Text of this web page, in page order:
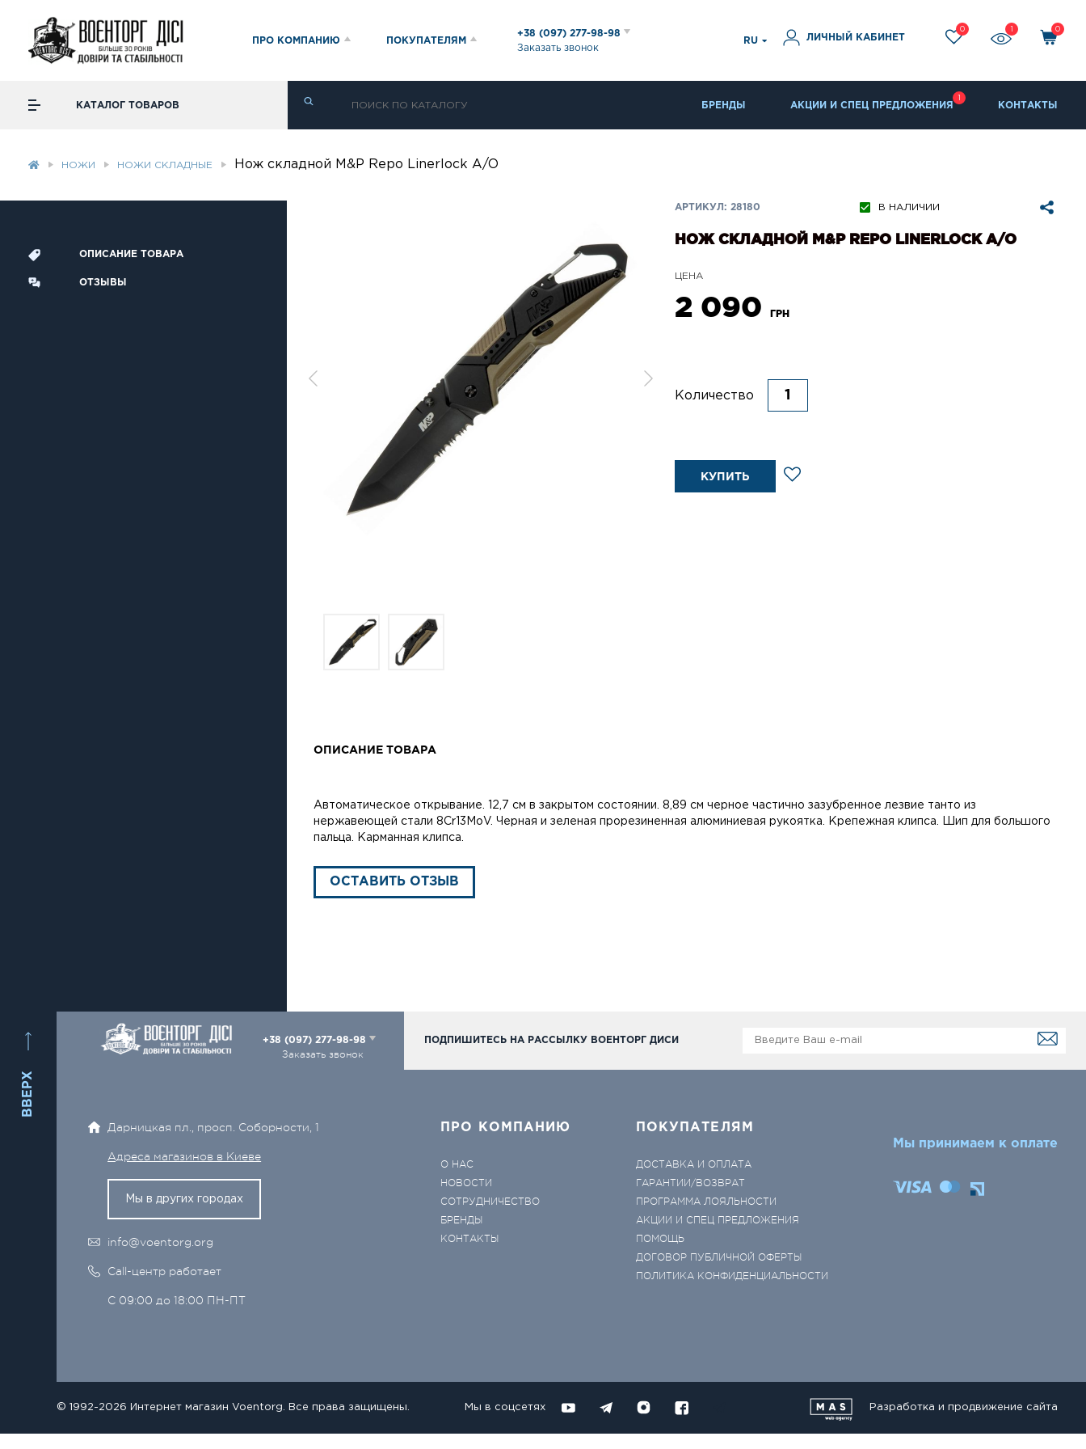
ПРО КОМПАНИЮ ПОКУПАТЕЛЯМ
+38 (097) 277-98-98
Заказать звонок
RU ЛИЧНЫЙ КАБИНЕТ
0 0
КАТАЛОГ ТОВАРОВ БРЕНДЫ АКЦИИ И СПЕЦ ПРЕДЛОЖЕНИЯ КОНТАКТЫ
НОЖИ НОЖИ СКЛАДНЫЕ Нож складной M&P Repo Linerlock A/O
ОПИСАНИЕ ТОВАРА
ОТЗЫВЫ
АРТИКУЛ: 28180 В НАЛИЧИИ
НОЖ СКЛАДНОЙ M&P REPO LINERLOCK A/O
ЦЕНА
2 090 ГРН
Количество
КУПИТЬ
ОПИСАНИЕ ТОВАРА
Автоматическое открывание. 12,7 см в закрытом состоянии. 8,89 см черное частично зазубренное лезвие танто из
нержавеющей стали 8Cr13MoV. Черная и зеленая прорезиненная алюминиевая рукоятка. Крепежная клипса. Шип для большого
пальца. Карманная клипса.
ОСТАВИТЬ ОТЗЫВ
ВВЕРХ
+38 (097) 277-98-98
Заказать звонок
ПОДПИШИТЕСЬ НА РАССЫЛКУ ВОЕНТОРГ ДИСИ
Дарницкая пл., просп. Соборности, 1
Адреса магазинов в Киеве
Мы в других городах
info@voentorg.org
Call-центр работает
С 09:00 до 18:00 ПН-ПТ
ПРО КОМПАНИЮ
О НАС
НОВОСТИ
СОТРУДНИЧЕСТВО
БРЕНДЫ
КОНТАКТЫ
ПОКУПАТЕЛЯМ
ДОСТАВКА И ОПЛАТА
ГАРАНТИИ/ВОЗВРАТ
ПРОГРАММА ЛОЯЛЬНОСТИ
АКЦИИ И СПЕЦ ПРЕДЛОЖЕНИЯ
ПОМОЩЬ
ДОГОВОР ПУБЛИЧНОЙ ОФЕРТЫ
ПОЛИТИКА КОНФИДЕНЦИАЛЬНОСТИ
Мы принимаем к оплате
© 1992-2026 Интернет магазин Voentorg. Все права защищены. Мы в соцсетях Разработка и продвижение сайта